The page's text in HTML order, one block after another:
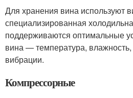
Для хранения вина используют
специализированная
поддерживаются оптимальные
вина — температура, влажность,
вибрации.
Компрессорные